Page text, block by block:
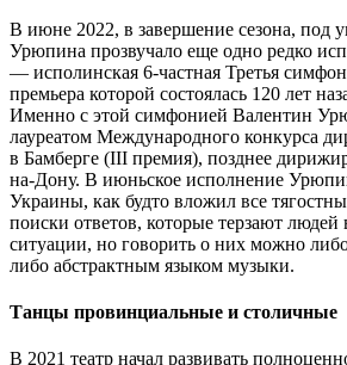
В июне 2022, в завершение сезона, под
Урюпина прозвучало еще одно редко
— исполинская 6-частная Третья
премьера которой состоялась 120 лет
Именно с этой симфонией Валентин
лауреатом Международного конкурса
в Бамберге (III премия), позднее
на-Дону. В июньское исполнение
Украины, как будто вложил все
поиски ответов, которые терзают
ситуации, но говорить о них можно
либо абстрактным языком музыки.
Танцы провинциальные и столичные
В 2021 театр начал развивать